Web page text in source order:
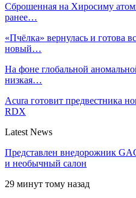
Сброшенная на Хиросиму
ранее…
«Пчёлка» вернулась и готова
новый…
На фоне глобальной
низкая…
Acura готовит предвестника
RDX
Latest News
Представлен внедорожник
и необычный салон
29 минут тому назад